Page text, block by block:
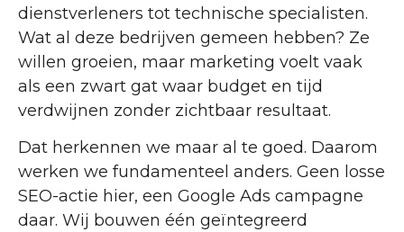
dienstverleners tot technische specialisten.
Wat al deze bedrijven gemeen hebben? Ze
willen groeien, maar marketing voelt vaak
als een zwart gat waar budget en tijd
verdwijnen zonder zichtbaar resultaat.
Dat herkennen we maar al te goed. Daarom
werken we fundamenteel anders. Geen losse
SEO-actie hier, een Google Ads campagne
daar. Wij bouwen één geïntegreerd